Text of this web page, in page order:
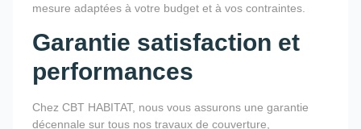
mesure adaptées à votre budget et à vos contraintes.
Garantie satisfaction et
performances
Chez CBT HABITAT, nous vous assurons une garantie
décennale sur tous nos travaux de couverture,